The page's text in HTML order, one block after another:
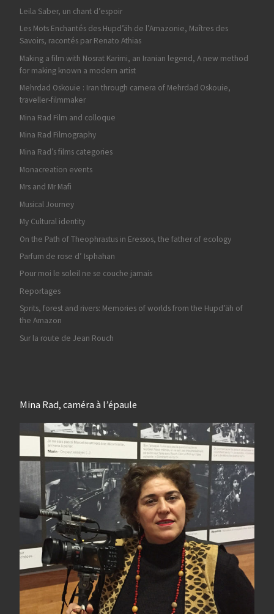
Leila Saber, un chant d’espoir
Les Mots Enchantés des Hupd’äh de l’Amazonie, Maîtres des
Savoirs, racontés par Renato Athias
Making a film with Nosrat Karimi, an Iranian legend, A new method
for making known a modern artist
Mehrdad Oskouie : Iran through camera of Mehrdad Oskouie,
traveller-filmmaker
Mina Rad Film and colloque
Mina Rad Filmography
Mina Rad’s films categories
Monacreation events
Mrs and Mr Mafi
Musical Journey
My Cultural identity
On the Path of Theophrastus in Eressos, the father of ecology
Parfum de rose d’ Isphahan
Pour moi le soleil ne se couche jamais
Reportages
Sprits, forest and rivers: Memories of worlds from the Hupd’äh of
the Amazon
Sur la route de Jean Rouch
Mina Rad, caméra à l’épaule